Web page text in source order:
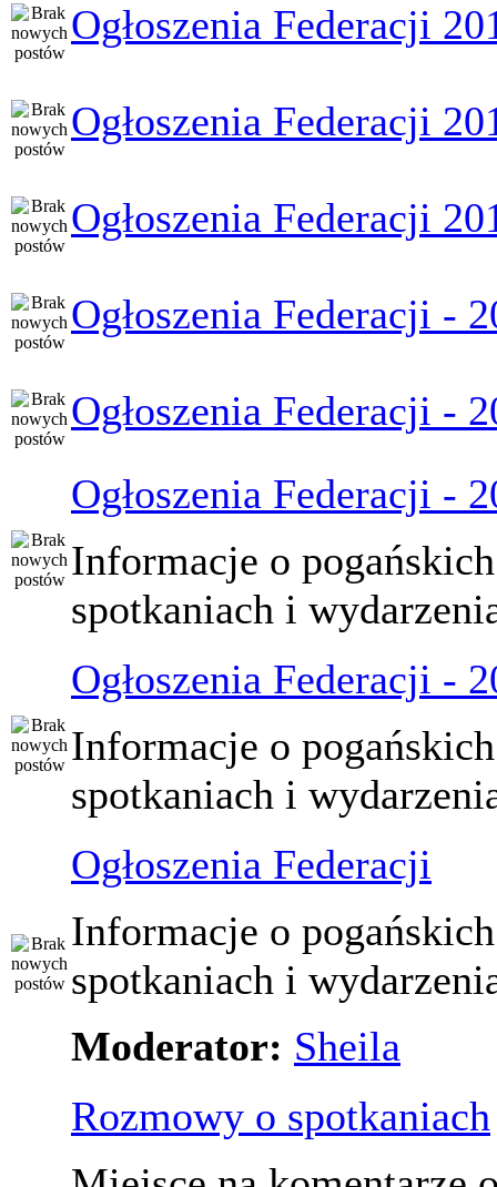
Ogłoszenia Federacji
Ogłoszenia Federacji
Ogłoszenia Federacji
Ogłoszenia Federacji -
Ogłoszenia Federacji -
Ogłoszenia Federacji -
Informacje o pogańskich
spotkaniach i
Ogłoszenia Federacji -
Informacje o pogańskich
spotkaniach i
Ogłoszenia Federacji
Informacje o pogańskich
spotkaniach i
Moderator: Sheila
Rozmowy o spotkaniach